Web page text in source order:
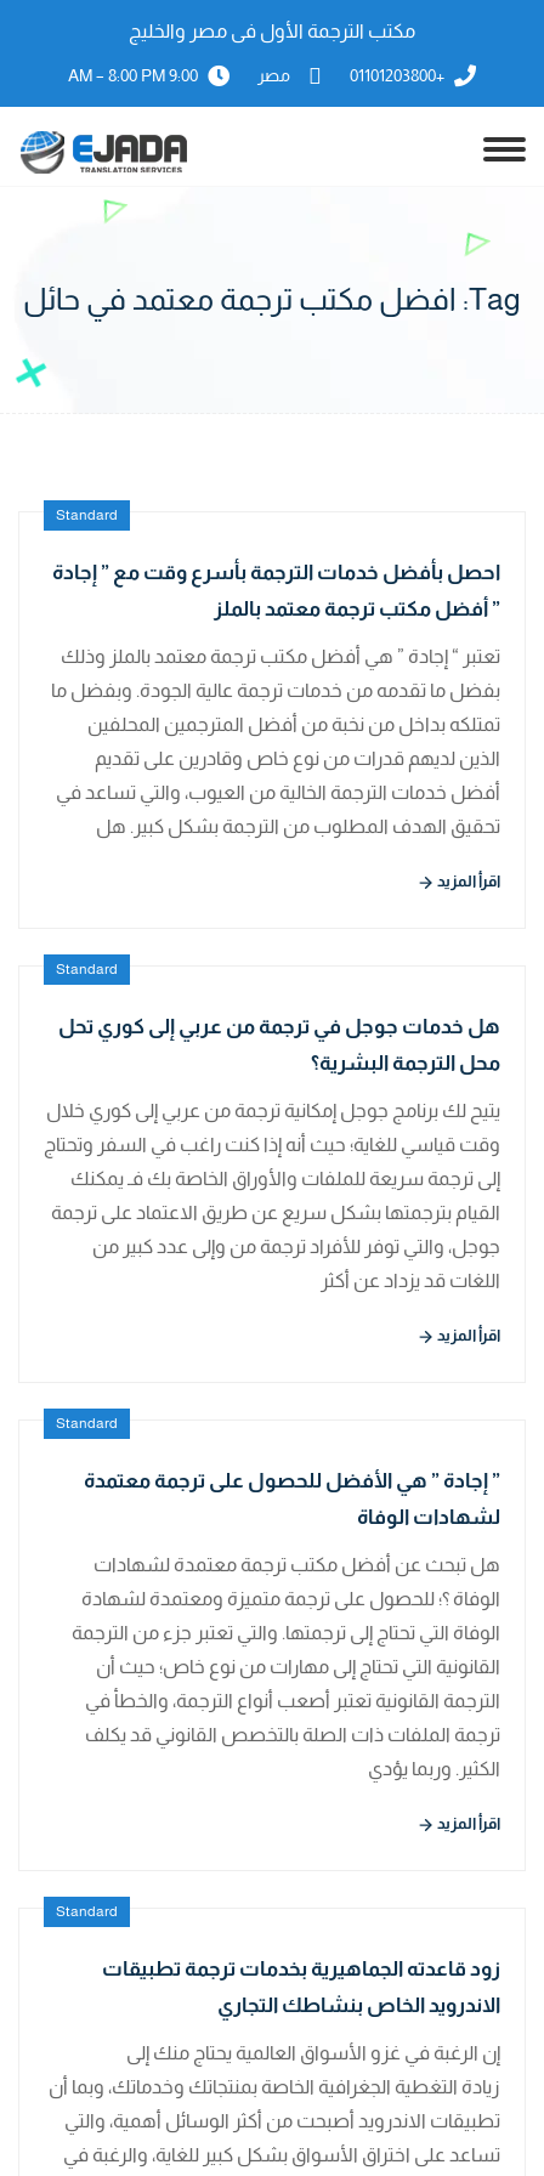
مكتب الترجمة الأول فى مصر والخليج
+01101203800 مصر 9:00 AM – 8:00 PM
Tag: افضل مكتب ترجمة معتمد في حائل
Standard
احصل بأفضل خدمات الترجمة بأسرع وقت مع ” إجادة
” أفضل مكتب ترجمة معتمد بالملز
تعتبر “ إجادة ” هي أفضل مكتب ترجمة معتمد بالملز وذلك
بفضل ما تقدمه من خدمات ترجمة عالية الجودة. وبفضل ما
تمتلكه بداخل من نخبة من أفضل المترجمين المحلفين
الذين لديهم قدرات من نوع خاص وقادرين على تقديم
أفضل خدمات الترجمة الخالية من العيوب، والتي تساعد في
تحقيق الهدف المطلوب من الترجمة بشكل كبير. هل
اقرأ المزيد
Standard
هل خدمات جوجل في ترجمة من عربي إلى كوري تحل
محل الترجمة البشرية؟
يتيح لك برنامج جوجل إمكانية ترجمة من عربي إلى كوري خلال
وقت قياسي للغاية؛ حيث أنه إذا كنت راغب في السفر وتحتاج
إلى ترجمة سريعة للملفات والأوراق الخاصة بك فـ يمكنك
القيام بترجمتها بشكل سريع عن طريق الاعتماد على ترجمة
جوجل، والتي توفر للأفراد ترجمة من وإلى عدد كبير من
اللغات قد يزداد عن أكثر
اقرأ المزيد
Standard
” إجادة ” هي الأفضل للحصول على ترجمة معتمدة
لشهادات الوفاة
هل تبحث عن أفضل مكتب ترجمة معتمدة لشهادات
الوفاة ؟؛ للحصول على ترجمة متميزة ومعتمدة لشهادة
الوفاة التي تحتاج إلى ترجمتها. والتي تعتبر جزء من الترجمة
القانونية التي تحتاج إلى مهارات من نوع خاص؛ حيث أن
الترجمة القانونية تعتبر أصعب أنواع الترجمة، والخطأ في
ترجمة الملفات ذات الصلة بالتخصص القانوني قد يكلف
الكثير. وربما يؤدي
اقرأ المزيد
Standard
زود قاعدته الجماهيرية بخدمات ترجمة تطبيقات
الاندرويد الخاص بنشاطك التجاري
إن الرغبة في غزو الأسواق العالمية يحتاج منك إلى
زيادة التغطية الجغرافية الخاصة بمنتجاتك وخدماتك، وبما أن
تطبيقات الاندرويد أصبحت من أكثر الوسائل أهمية، والتي
تساعد على اختراق الأسواق بشكل كبير للغاية، والرغبة في